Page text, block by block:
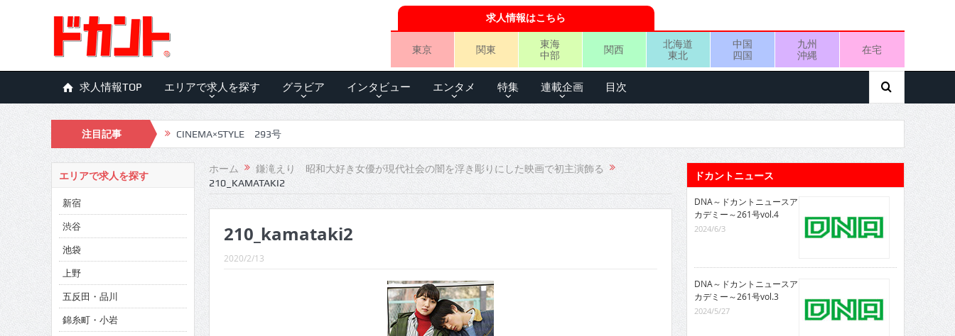
求人情報はこちら
東京 関東
東海
中部
関西
北海道
東北
中国
四国
九州
沖縄
在宅
求人情報TOP エリアで求人を探す グラビア インタビュー エンタメ 特集 連載企画 目次
注目記事 CINEMA×STYLE 293号
CINEMA×STYLE 292号
CINEMA×STYLE 291号
CINEMA×STYLE 290号
CINEMA×STYLE 289号
CINEMA×STYLE 288号
CINEMA×STYLE 286号
ホーム
鎌滝えり 昭和大好き女優が現代社会の闇を浮き彫りにした映画で初主演飾る
210_KAMATAKI2
210_kamataki2
2020/2/13
エリアで求人を探す
新宿
渋谷
池袋
上野
五反田・品川
錦糸町・小岩
ドカントニュース
DNA～ドカントニュースア
カデミー～261号vol.4
2024/6/3
DNA～ドカントニュースア
カデミー～261号vol.3
2024/5/27